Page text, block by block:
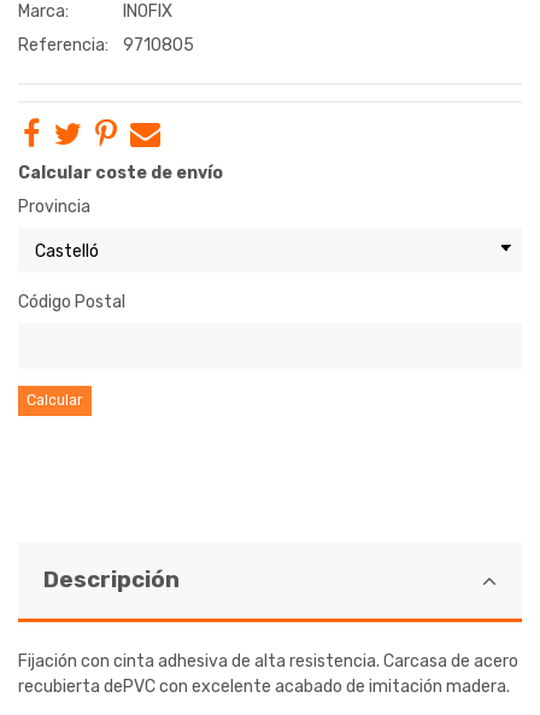
Marca:
INOFIX
Referencia:
9710805
Calcular coste de envío
Provincia
Código Postal
Calcular
Descripción
Fijación con cinta adhesiva de alta resistencia. Carcasa de acero
recubierta dePVC con excelente acabado de imitación madera.